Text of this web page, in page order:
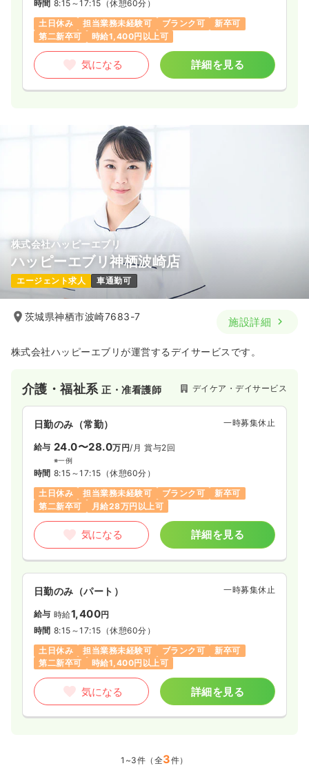
時間 8:15～17:15 （休憩60分）
土日休み
担当業務未経験可 ブランク可
新卒可
第二新卒可
時給1,400円以上可
気になる 詳細を見る
株式会社ハッピーエブリ
ハッピーエブリ神栖波崎店
エージェント求人 車通勤可
茨城県神栖市波崎7683-7 施設詳細
株式会社ハッピーエブリが運営するデイサービスです。
介護・福祉系正・准看護師 デイケア・デイサービス
日勤のみ（常勤） 一時募集休止
給与 24.0〜28.0万円/月 賞与2回
※一例
時間 8:15～17:15 （休憩60分）
土日休み
担当業務未経験可 ブランク可
新卒可
第二新卒可
月給28万円以上可
気になる 詳細を見る
日勤のみ（パート） 一時募集休止
給与 時給1,400円
時間 8:15～17:15 （休憩60分）
土日休み
担当業務未経験可 ブランク可
新卒可
第二新卒可
時給1,400円以上可
気になる 詳細を見る
1~3件（全3件）